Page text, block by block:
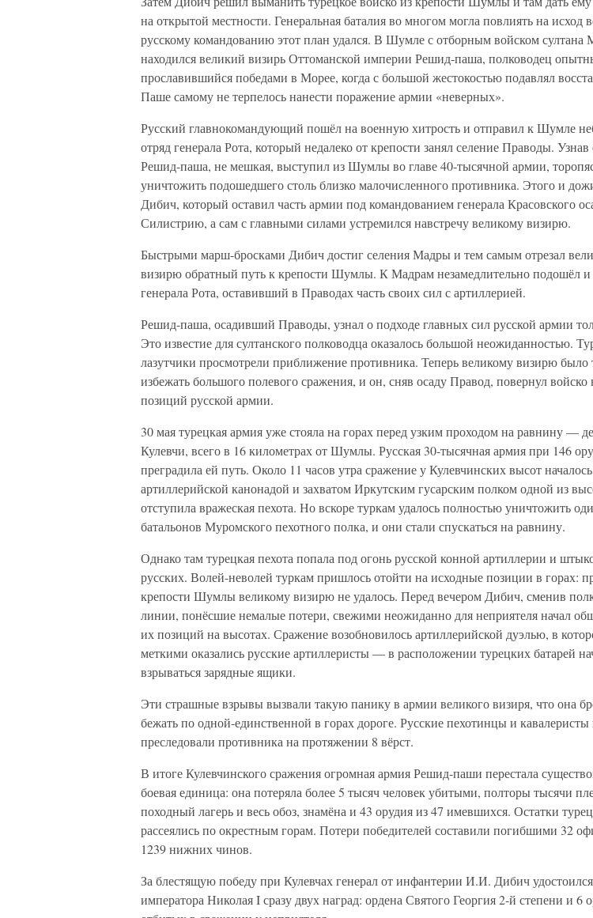
на открытой местности. Генеральная баталия во многом могла повлиять на исход
русскому командованию этот план удался. В Шумле с отборным войском султана
находился великий визирь Оттоманской империи Решид-паша, полководец
прославившийся победами в Морее, когда с большой жестокостью подавлял
Паше самому не терпелось нанести поражение армии «неверных».
Русский главнокомандующий пошёл на военную хитрость и отправил к Шумле
отряд генерала Рота, который недалеко от крепости занял селение Праводы. Узнав
Решид-паша, не мешкая, выступил из Шумлы во главе 40-тысячной армии,
уничтожить подошедшего столь близко малочисленного противника. Этого и
Дибич, который оставил часть армии под командованием генерала Красовского
Силистрию, а сам с главными силами устремился навстречу великому визирю.
Быстрыми марш-бросками Дибич достиг селения Мадры и тем самым отрезал
визирю обратный путь к крепости Шумлы. К Мадрам незамедлительно подошёл и
генерала Рота, оставивший в Праводах часть своих сил с артиллерией.
Решид-паша, осадивший Праводы, узнал о подходе главных сил русской армии
Это известие для султанского полководца оказалось большой неожиданностью.
лазутчики просмотрели приближение противника. Теперь великому визирю было
избежать большого полевого сражения, и он, сняв осаду Правод, повернул войско
позиций русской армии.
30 мая турецкая армия уже стояла на горах перед узким проходом на равнину —
Кулевчи, всего в 16 километрах от Шумлы. Русская 30-тысячная армия при 146
преградила ей путь. Около 11 часов утра сражение у Кулевчинских высот началось
артиллерийской канонадой и захватом Иркутским гусарским полком одной из
отступила вражеская пехота. Но вскоре туркам удалось полностью уничтожить
батальонов Муромского пехотного полка, и они стали спускаться на равнину.
Однако там турецкая пехота попала под огонь русской конной артиллерии и
русских. Волей-неволей туркам пришлось отойти на исходные позиции в горах:
крепости Шумлы великому визирю не удалось. Перед вечером Дибич, сменив
линии, понёсшие немалые потери, свежими неожиданно для неприятеля начал
их позиций на высотах. Сражение возобновилось артиллерийской дуэлью, в
меткими оказались русские артиллеристы — в расположении турецких батарей
взрываться зарядные ящики.
Эти страшные взрывы вызвали такую панику в армии великого визиря, что она
бежать по одной-единственной в горах дороге. Русские пехотинцы и кавалеристы
преследовали противника на протяжении 8 вёрст.
В итоге Кулевчинского сражения огромная армия Решид-паши перестала
боевая единица: она потеряла более 5 тысяч человек убитыми, полторы тысячи
походный лагерь и весь обоз, знамёна и 43 орудия из 47 имевшихся. Остатки
рассеялись по окрестным горам. Потери победителей составили погибшими 32
1239 нижних чинов.
За блестящую победу при Кулевчах генерал от инфантерии И.И. Дибич
императора Николая I сразу двух наград: ордена Святого Георгия 2-й степени и 6